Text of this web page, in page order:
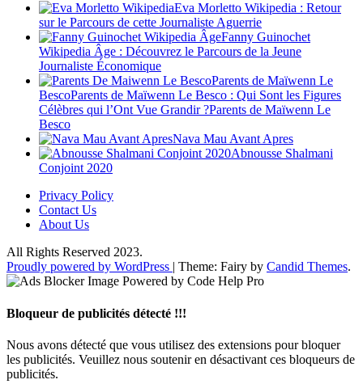
Eva Morletto Wikipedia : Retour
sur le Parcours de cette Journaliste Aguerrie
Fanny Guinochet
Wikipedia Âge : Découvrez le Parcours de la Jeune
Journaliste Économique
Parents de Maïwenn Le
BescoParents de Maïwenn Le Besco : Qui Sont les Figures
Célèbres qui l’Ont Vue Grandir ?Parents de Maïwenn Le
Besco
Nava Mau Avant Apres
Abnousse Shalmani
Conjoint 2020
Privacy Policy
Contact Us
About Us
All Rights Reserved 2023.
Proudly powered by WordPress | Theme: Fairy by Candid Themes.
Bloqueur de publicités détecté !!!
Nous avons détecté que vous utilisez des extensions pour bloquer
les publicités. Veuillez nous soutenir en désactivant ces bloqueurs de
publicités.